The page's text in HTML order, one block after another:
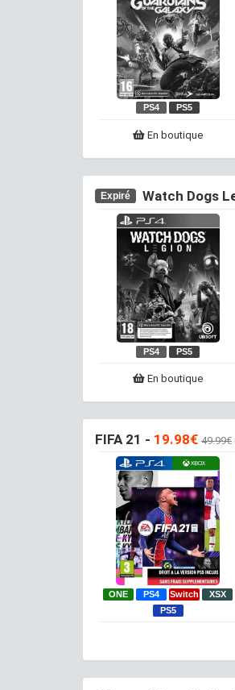
PS4 PS5
En boutique
Expiré Watch Dogs
PS4 PS5
En boutique
FIFA 21 - 19.98€ 49.99€
ONE PS4 Switch
XSX
PS5